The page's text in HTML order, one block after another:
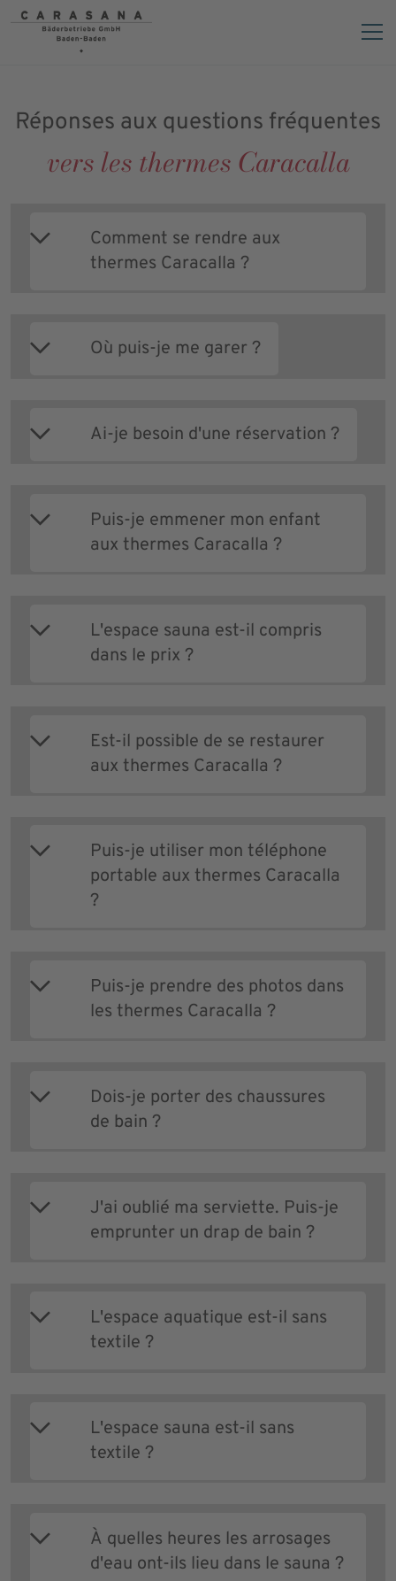
Réponses aux questions fréquentes
vers les thermes Caracalla
Comment se rendre aux
thermes Caracalla ?
Où puis-je me garer ?
Ai-je besoin d'une réservation ?
Puis-je emmener mon enfant
aux thermes Caracalla ?
L'espace sauna est-il compris
dans le prix ?
Est-il possible de se restaurer
aux thermes Caracalla ?
Puis-je utiliser mon téléphone
portable aux thermes Caracalla
?
Puis-je prendre des photos dans
les thermes Caracalla ?
Dois-je porter des chaussures
de bain ?
J'ai oublié ma serviette. Puis-je
emprunter un drap de bain ?
L'espace aquatique est-il sans
textile ?
L'espace sauna est-il sans
textile ?
À quelles heures les arrosages
d'eau ont-ils lieu dans le sauna ?